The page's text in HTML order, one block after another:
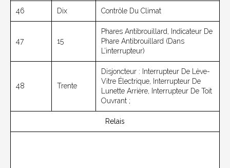
46 Dix Contrôle Du Climat
47 15
Phares Antibrouillard, Indicateur De
Phare Antibrouillard (dans
L’interrupteur)
48 Trente
Disjoncteur : Interrupteur De Lève-
Vitre Électrique, Interrupteur De
Lunette Arrière, Interrupteur De Toit
Ouvrant ;
Relais